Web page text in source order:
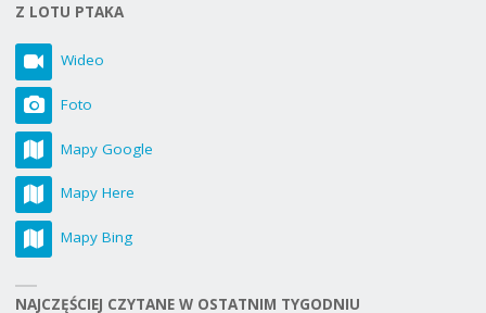
Z LOTU PTAKA
Wideo
Foto
Mapy Google
Mapy Here
Mapy Bing
NAJCZĘŚCIEJ CZYTANE W OSTATNIM TYGODNIU